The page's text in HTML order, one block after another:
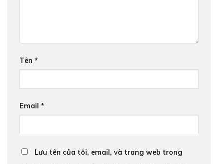
Tên *
Email *
Lưu tên của tôi, email, và trang web trong